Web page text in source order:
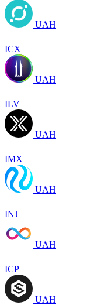
UAH
ICX
UAH
ILV
UAH
IMX
UAH
INJ
UAH
ICP
UAH